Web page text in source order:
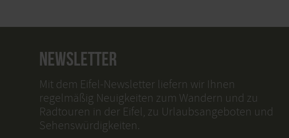
NEWSLETTER
Mit dem Eifel-Newsletter liefern wir Ihnen
regelmäßig Neuigkeiten zum Wandern und zu
Radtouren in der Eifel, zu Urlaubsangeboten und
Sehenswürdigkeiten.